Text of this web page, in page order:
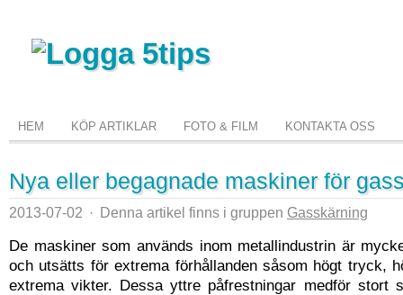
HEM KÖP ARTIKLAR FOTO & FILM KONTAKTA OSS
Nya eller begagnade maskiner för
2013-07-02 · Denna artikel finns i gruppen Gasskärning
De maskiner som används inom metallindustrin är
och utsätts för extrema förhållanden såsom högt tryck,
extrema vikter. Dessa yttre påfrestningar medför stort